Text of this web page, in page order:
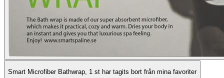
Smart Microfiber Bathwrap, 1 st har tagits bort från mina favoriter